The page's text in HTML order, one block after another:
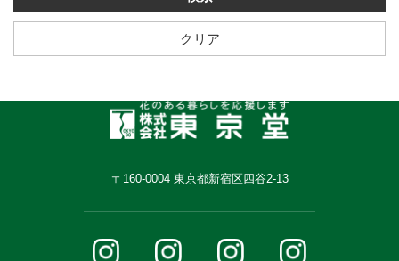
クリア
〒160-0004 東京都新宿区四谷2-13